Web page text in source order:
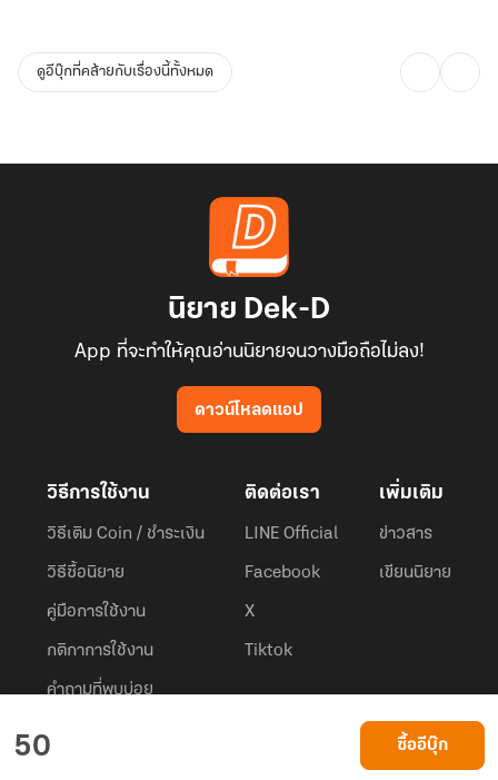
50 ซื้ออีบุ๊ก
ดูอีบุ๊กที่คล้ายกับเรื่องนี้ทั้งหมด
นิยาย Dek-D
App ที่จะทำให้คุณอ่านนิยายจนวางมือถือไม่ลง!
ดาวน์โหลดแอป
วิธีการใช้งาน
วิธีเติม Coin / ชำระเงิน
วิธีซื้อนิยาย
คู่มือการใช้งาน
กติกาการใช้งาน
คำถามที่พบบ่อย
ติดต่อเรา
LINE Official
Facebook
X
Tiktok
เพิ่มเติม
ข่าวสาร
เขียนนิยาย
Privacy Policy
Dek-D.com ใช้คุกกี้เพื่อพัฒนาประสบการณ์ของ ผู้ใช้ให้ดียิ่งขึ้น
เรียนรู้เพิ่มเติมที่นี่
ยอมรับ